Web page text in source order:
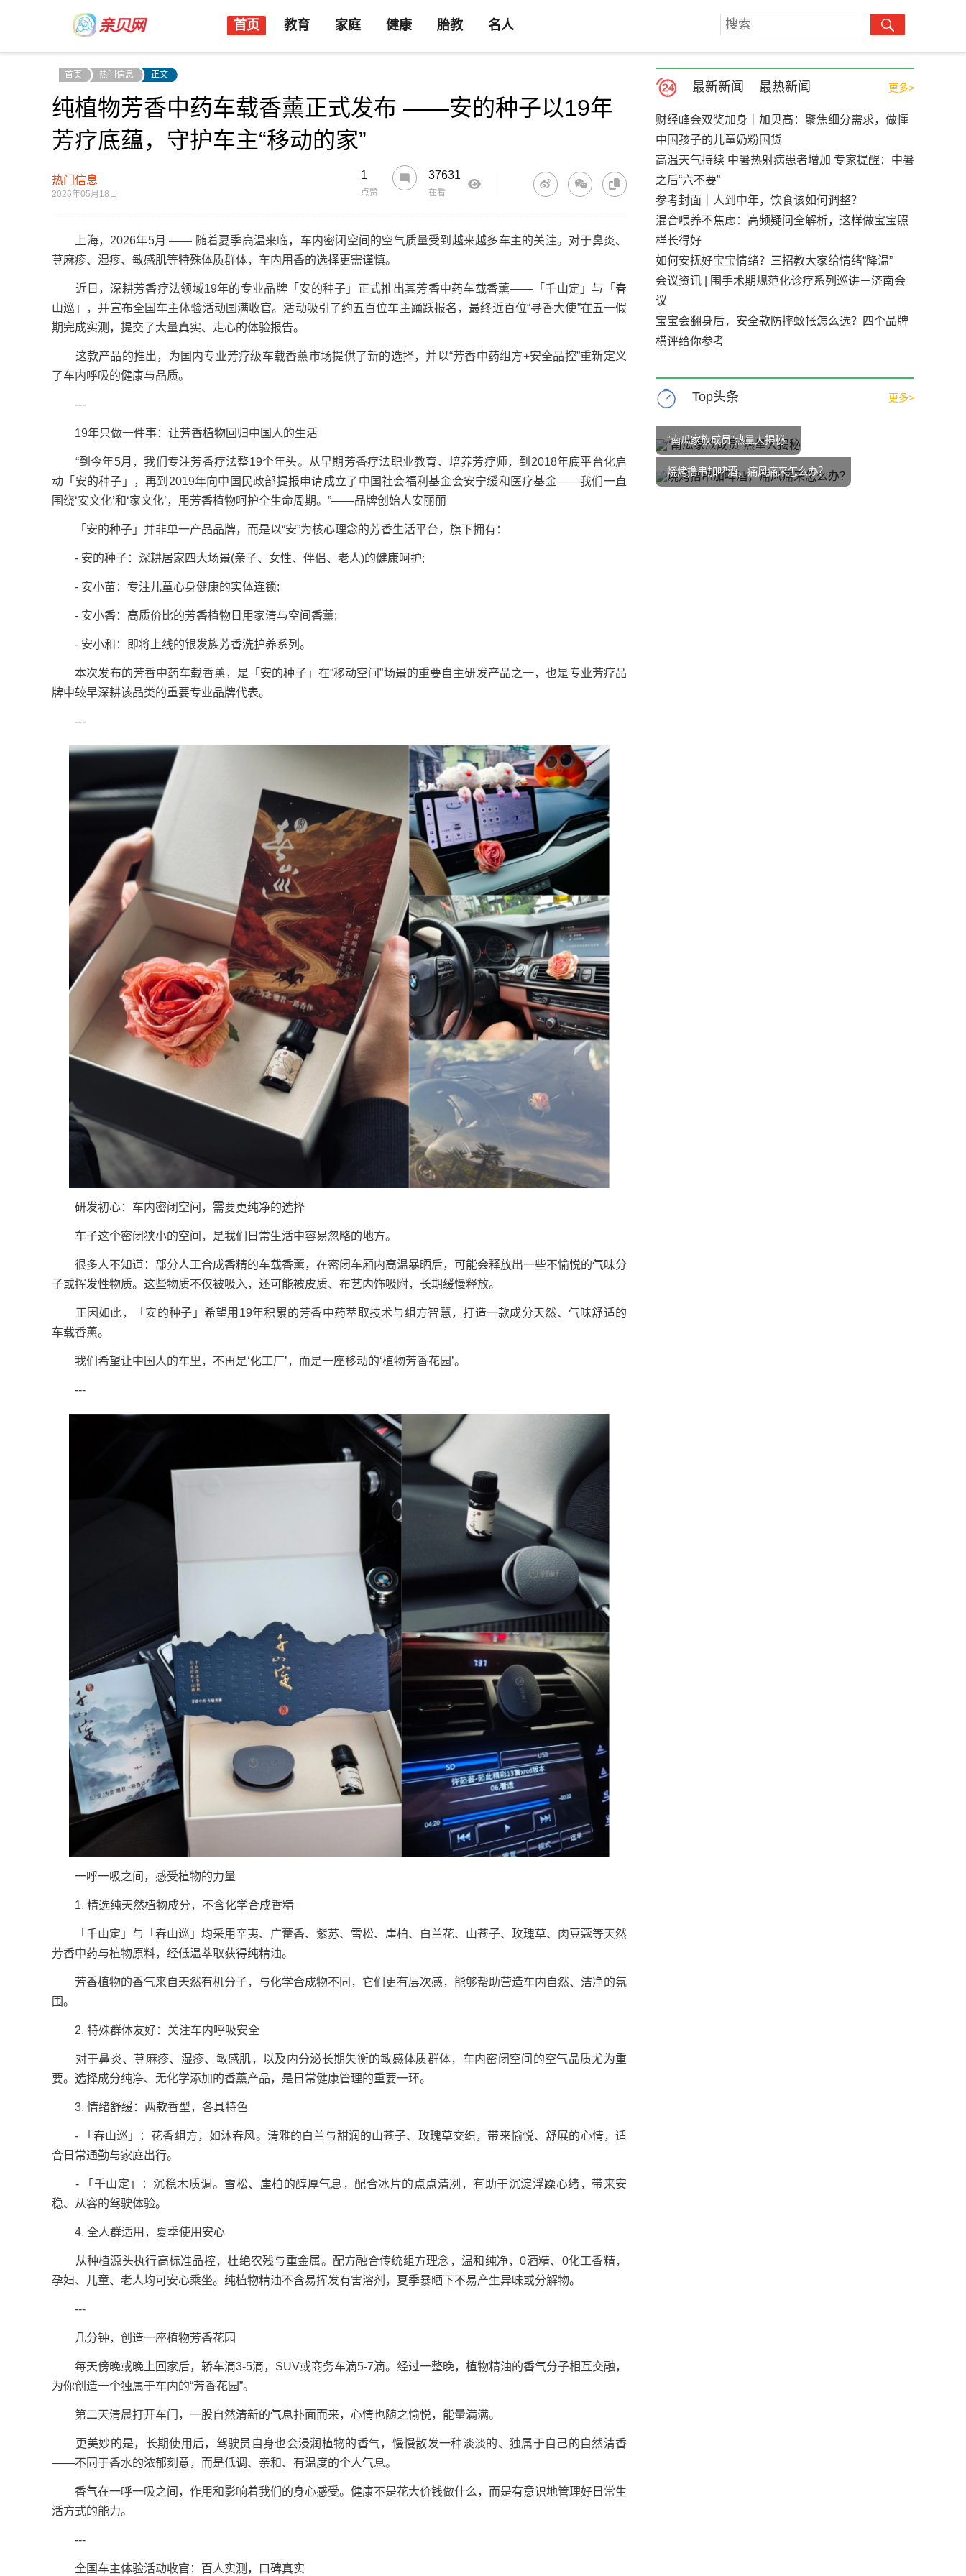
首页 教育 家庭 健康 胎教 名人
首页 热门信息 正文
纯植物芳香中药车载香薰正式发布 ——安的种子以19年
芳疗底蕴，守护车主“移动的家”
热门信息
2026年05月18日
1
点赞
37631
在看
上海，2026年5月 —— 随着夏季高温来临，车内密闭空间的空气质量受到越来越多车主的关注。对于鼻炎、
荨麻疹、湿疹、敏感肌等特殊体质群体，车内用香的选择更需谨慎。
近日，深耕芳香疗法领域19年的专业品牌「安的种子」正式推出其芳香中药车载香薰——「千山定」与「春
山巡」，并宣布全国车主体验活动圆满收官。活动吸引了约五百位车主踊跃报名，最终近百位“寻香大使”在五一假
期完成实测，提交了大量真实、走心的体验报告。
这款产品的推出，为国内专业芳疗级车载香薰市场提供了新的选择，并以“芳香中药组方+安全品控”重新定义
了车内呼吸的健康与品质。
---
19年只做一件事：让芳香植物回归中国人的生活
“到今年5月，我们专注芳香疗法整19个年头。从早期芳香疗法职业教育、培养芳疗师，到2018年底平台化启
动「安的种子」，再到2019年向中国民政部提报申请成立了中国社会福利基金会安宁缓和医疗基金——我们一直
围绕‘安文化’和‘家文化’，用芳香植物呵护全生命周期。”——品牌创始人安丽丽
「安的种子」并非单一产品品牌，而是以“安”为核心理念的芳香生活平台，旗下拥有：
- 安的种子：深耕居家四大场景(亲子、女性、伴侣、老人)的健康呵护;
- 安小苗：专注儿童心身健康的实体连锁;
- 安小香：高质价比的芳香植物日用家清与空间香薰;
- 安小和：即将上线的银发族芳香洗护养系列。
本次发布的芳香中药车载香薰，是「安的种子」在“移动空间”场景的重要自主研发产品之一，也是专业芳疗品
牌中较早深耕该品类的重要专业品牌代表。
---
研发初心：车内密闭空间，需要更纯净的选择
车子这个密闭狭小的空间，是我们日常生活中容易忽略的地方。
很多人不知道：部分人工合成香精的车载香薰，在密闭车厢内高温暴晒后，可能会释放出一些不愉悦的气味分
子或挥发性物质。这些物质不仅被吸入，还可能被皮质、布艺内饰吸附，长期缓慢释放。
正因如此，「安的种子」希望用19年积累的芳香中药萃取技术与组方智慧，打造一款成分天然、气味舒适的
车载香薰。
我们希望让中国人的车里，不再是‘化工厂’，而是一座移动的‘植物芳香花园’。
---
一呼一吸之间，感受植物的力量
1. 精选纯天然植物成分，不含化学合成香精
「千山定」与「春山巡」均采用辛夷、广藿香、紫苏、雪松、崖柏、白兰花、山苍子、玫瑰草、肉豆蔻等天然
芳香中药与植物原料，经低温萃取获得纯精油。
芳香植物的香气来自天然有机分子，与化学合成物不同，它们更有层次感，能够帮助营造车内自然、洁净的氛
围。
2. 特殊群体友好：关注车内呼吸安全
对于鼻炎、荨麻疹、湿疹、敏感肌，以及内分泌长期失衡的敏感体质群体，车内密闭空间的空气品质尤为重
要。选择成分纯净、无化学添加的香薰产品，是日常健康管理的重要一环。
3. 情绪舒缓：两款香型，各具特色
- 「春山巡」：花香组方，如沐春风。清雅的白兰与甜润的山苍子、玫瑰草交织，带来愉悦、舒展的心情，适
合日常通勤与家庭出行。
- 「千山定」：沉稳木质调。雪松、崖柏的醇厚气息，配合冰片的点点清冽，有助于沉淀浮躁心绪，带来安
稳、从容的驾驶体验。
4. 全人群适用，夏季使用安心
从种植源头执行高标准品控，杜绝农残与重金属。配方融合传统组方理念，温和纯净，0酒精、0化工香精，
孕妇、儿童、老人均可安心乘坐。纯植物精油不含易挥发有害溶剂，夏季暴晒下不易产生异味或分解物。
---
几分钟，创造一座植物芳香花园
每天傍晚或晚上回家后，轿车滴3-5滴，SUV或商务车滴5-7滴。经过一整晚，植物精油的香气分子相互交融，
为你创造一个独属于车内的“芳香花园”。
第二天清晨打开车门，一股自然清新的气息扑面而来，心情也随之愉悦，能量满满。
更美妙的是，长期使用后，驾驶员自身也会浸润植物的香气，慢慢散发一种淡淡的、独属于自己的自然清香
——不同于香水的浓郁刻意，而是低调、亲和、有温度的个人气息。
香气在一呼一吸之间，作用和影响着我们的身心感受。健康不是花大价钱做什么，而是有意识地管理好日常生
活方式的能力。
---
全国车主体验活动收官：百人实测，口碑真实
最新新闻 最热新闻 更多>
财经峰会双奖加身｜加贝高：聚焦细分需求，做懂
中国孩子的儿童奶粉国货
高温天气持续 中暑热射病患者增加 专家提醒：中暑
之后“六不要”
参考封面｜人到中年，饮食该如何调整？
混合喂养不焦虑：高频疑问全解析，这样做宝宝照
样长得好
如何安抚好宝宝情绪？三招教大家给情绪“降温”
会议资讯 | 围手术期规范化诊疗系列巡讲－济南会
议
宝宝会翻身后，安全款防摔蚊帐怎么选？四个品牌
横评给你参考
Top头条 更多>
“南瓜家族成员”热量大揭秘
烧烤撸串加啤酒，痛风痛来怎么办？